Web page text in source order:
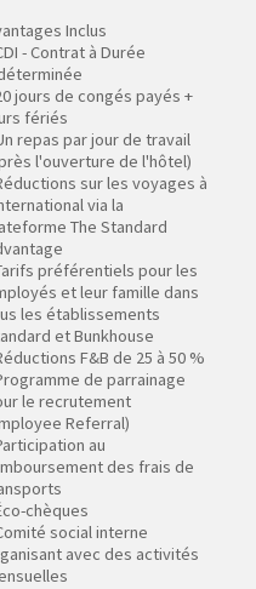
Inclus
- Contrat à Durée
jours de congés payés +
fériés
repas par jour de travail
l'ouverture de l'hôtel)
sur les voyages à
via la
The Standard
préférentiels pour les
et leur famille dans
les établissements
et Bunkhouse
F&B de 25 à 50 %
de parrainage
le recrutement
Referral)
au
des frais de
chèques
social interne
avec des activités